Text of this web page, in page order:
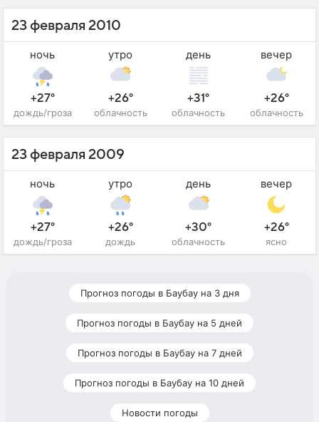
23 февраля 2010
ночь
+27°
дождь/гроза
утро
+26°
облачность
день
+31°
облачность
вечер
+26°
облачность
23 февраля 2009
ночь
+27°
дождь/гроза
утро
+26°
дождь
день
+30°
облачность
вечер
+26°
ясно
Прогноз погоды в Баубау на 3 дня
Прогноз погоды в Баубау на 5 дней
Прогноз погоды в Баубау на 7 дней
Прогноз погоды в Баубау на 10 дней
Новости погоды